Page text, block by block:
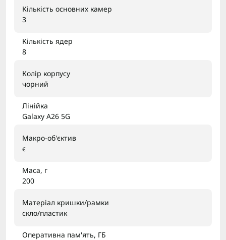
Кількість основних камер
3
Кількість ядер
8
Колір корпусу
чорний
Лінійка
Galaxy A26 5G
Макро-об'єктив
є
Маса, г
200
Матеріал кришки/рамки
скло/пластик
Оперативна пам'ять, ГБ